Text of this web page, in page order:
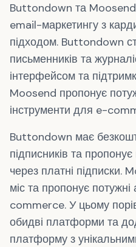
Buttondown та
email-маркетингу з
підходом. Buttondown
письменників та
інтерфейсом та
Moosend пропонує
інструменти для e-
Buttondown має
підписників та
через платні підписки.
міс та пропонує
commerce. У цьому
обидві платформи та
платформу з